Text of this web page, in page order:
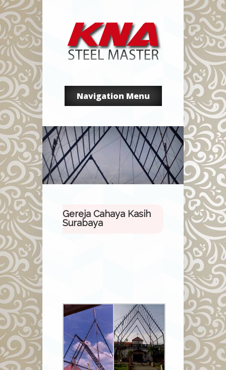
Navigation Menu
Gereja Cahaya Kasih
Surabaya